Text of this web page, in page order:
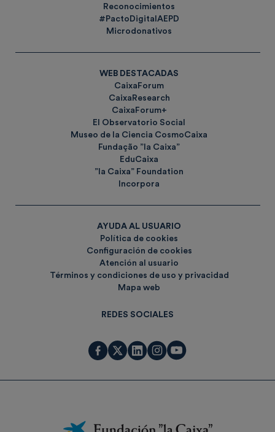
Reconocimientos
#PactoDigitalAEPD
Microdonativos
WEB DESTACADAS
CaixaForum
CaixaResearch
CaixaForum+
El Observatorio Social
Museo de la Ciencia CosmoCaixa
Fundação ”la Caixa”
EduCaixa
”la Caixa” Foundation
Incorpora
AYUDA AL USUARIO
Política de cookies
Configuración de cookies
Atención al usuario
Términos y condiciones de uso y privacidad
Mapa web
REDES SOCIALES
Fundación